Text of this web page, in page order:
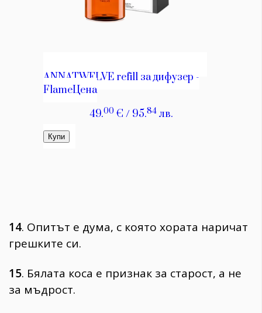
14. Опитът е дума, с която хората наричат
грешките си.
15. Бялата коса е признак за старост, а не
за мъдрост.